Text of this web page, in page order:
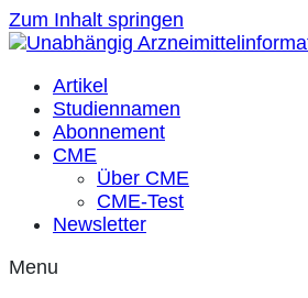
Zum Inhalt springen
Artikel
Studiennamen
Abonnement
CME
Über CME
CME-Test
Newsletter
Menu